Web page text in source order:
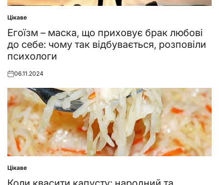
Posted
in
Цікаве
​Егоїзм – маска, що приховує брак любові
до себе: чому так відбувається, розповіли
психологи
Posted
06.11.2024
Posted
in
Цікаве